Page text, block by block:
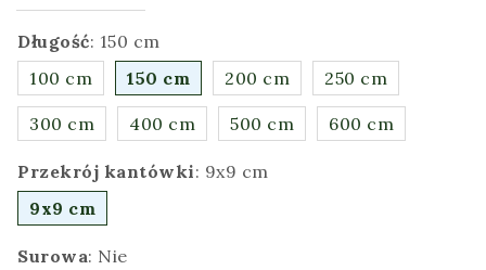
Długość: 150 cm
100 cm
150 cm 200 cm 250 cm
300 cm 400 cm 500 cm 600 cm
Przekrój kantówki: 9x9 cm
9x9 cm
Surowa: Nie